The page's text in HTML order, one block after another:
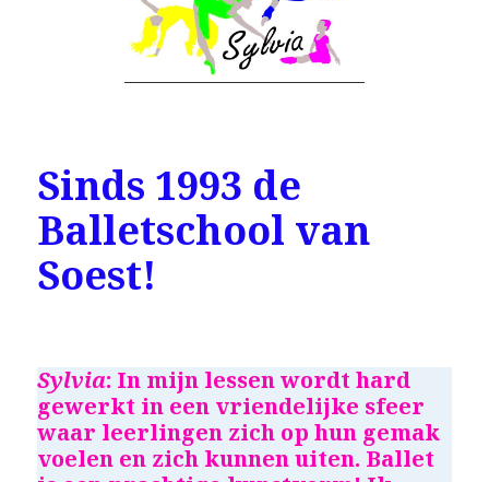
Sinds 1993 de
Balletschool van
Soest!
Sylvia: In mijn lessen wordt hard
gewerkt in een vriendelijke sfeer
waar leerlingen zich op hun gemak
voelen en zich kunnen uiten. Ballet